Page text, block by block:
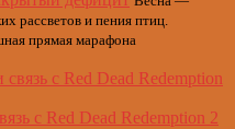
рассветов и пения птиц.
прямая марафона
с Red Dead Redemption 2